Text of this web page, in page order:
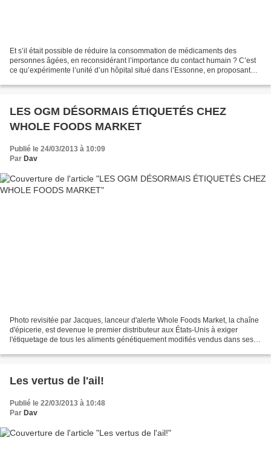
Et s’il était possible de réduire la consommation de médicaments des
personnes âgées, en reconsidérant l’importance du contact humain ? C’est
ce qu’expérimente l’unité d’un hôpital situé dans l’Essonne, en proposant
LES OGM DÉSORMAIS ÉTIQUETÉS CHEZ
WHOLE FOODS MARKET
Publié le 24/03/2013 à 10:09
Par Dav
Photo revisitée par Jacques, lanceur d'alerte Whole Foods Market, la chaîne
d'épicerie, est devenue le premier distributeur aux États-Unis à exiger
l'étiquetage de tous les aliments génétiquement modifiés vendus dans ses
Les vertus de l'ail!
Publié le 22/03/2013 à 10:48
Par Dav